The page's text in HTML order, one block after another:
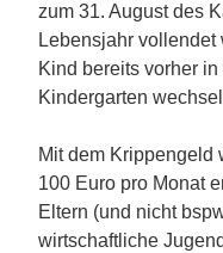
zum 31. August des
Lebensjahr
Kind bereits vorher
Kindergarten
Mit dem Krippengeld
100 Euro pro Monat
Eltern (und nicht
wirtschaftliche